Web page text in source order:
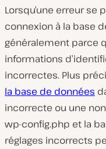
Lorsqu’une erreur se
connexion à la base
généralement parce
informations
incorrectes. Plus
la base de données
incorrecte ou une
wp-config.php et la
réglages incorrects